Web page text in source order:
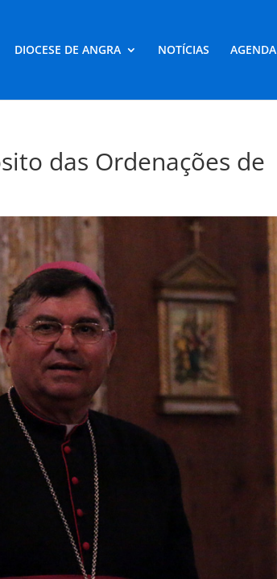
DIOCESE DE ANGRA NOTÍCIAS AGENDA
das Ordenações de